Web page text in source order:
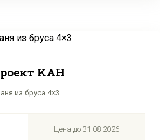
KAH
из бруса 4×3
Цена до 31.08.2026